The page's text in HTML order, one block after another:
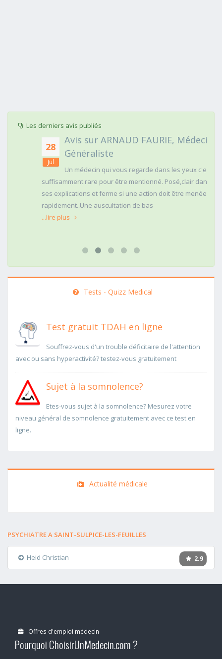
Les derniers avis publiés
Avis sur ARNAUD FAURIE, Médecin
Généraliste
Un médecin qui vous regarde dans les yeux c'est
suffisamment rare pour être mentionné. Posé,clair dans
ses explications et ferme si une action doit être menée
rapidement..Une auscultation de bas
...lire plus
Tests - Quizz Medical
Test gratuit TDAH en ligne
Souffrez-vous d'un trouble déficitaire de l'attention
avec ou sans hyperactivité? testez-vous gratuitement
Sujet à la somnolence?
Etes-vous sujet à la somnolence? Mesurez votre
niveau général de somnolence gratuitement avec ce test en
ligne.
Actualité médicale
PSYCHIATRE A SAINT-SULPICE-LES-FEUILLES
2.9
Heid Christian
Offres d'emploi médecin
Pourquoi ChoisirUnMedecin.com ?